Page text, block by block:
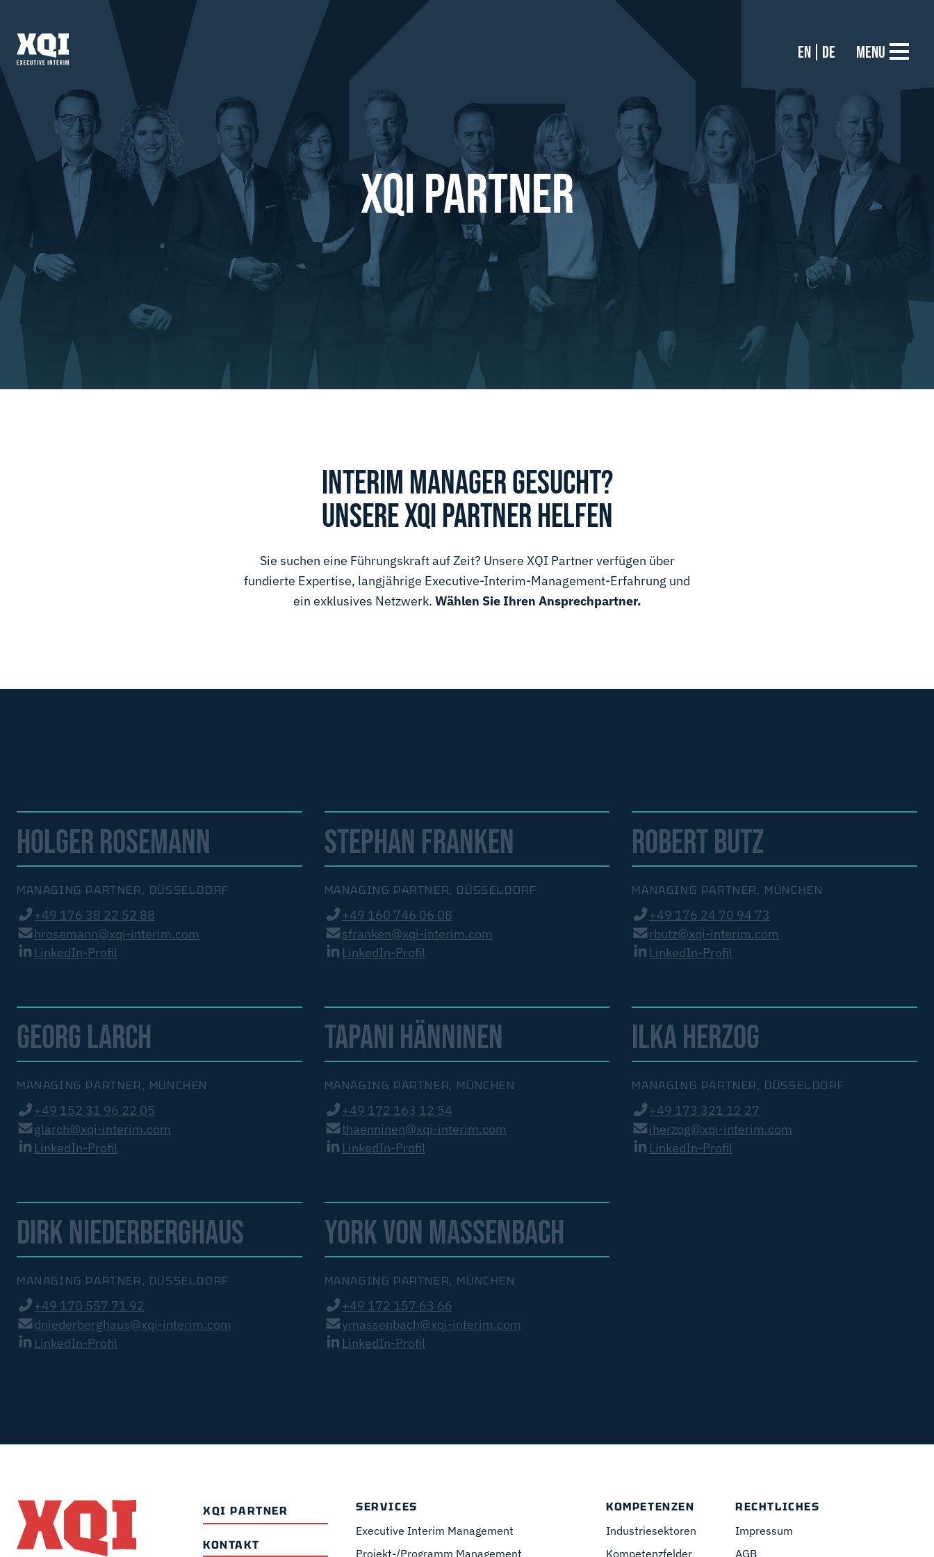
EN DE Menu
XQI PARTNER
INTERIM MANAGER GESUCHT?
UNSERE XQI PARTNER HELFEN
Sie suchen eine Führungskraft auf Zeit? Unsere XQI Partner verfügen über
fundierte Expertise, langjährige Executive-Interim-Management-Erfahrung und
ein exklusives Netzwerk. Wählen Sie Ihren Ansprechpartner.
HOLGER ROSEMANN
MANAGING PARTNER, DÜSSELDORF
+49 176 38 22 52 88
hrosemann@xqi-interim.com
LinkedIn-Profil
STEPHAN FRANKEN
MANAGING PARTNER, DÜSSELDORF
+49 160 746 06 08
sfranken@xqi-interim.com
LinkedIn-Profil
ROBERT BUTZ
MANAGING PARTNER, MÜNCHEN
+49 176 24 70 94 73
rbutz@xqi-interim.com
LinkedIn-Profil
GEORG LARCH
MANAGING PARTNER, MÜNCHEN
+49 152 31 96 22 05
glarch@xqi-interim.com
LinkedIn-Profil
TAPANI HÄNNINEN
MANAGING PARTNER, MÜNCHEN
+49 172 163 12 54
thaenninen@xqi-interim.com
LinkedIn-Profil
ILKA HERZOG
MANAGING PARTNER, DÜSSELDORF
+49 173 321 12 27
iherzog@xqi-interim.com
LinkedIn-Profil
DIRK NIEDERBERGHAUS
MANAGING PARTNER, DÜSSELDORF
+49 170 557 71 92
dniederberghaus@xqi-interim.com
LinkedIn-Profil
YORK VON MASSENBACH
MANAGING PARTNER, MÜNCHEN
+49 172 157 63 66
ymassenbach@xqi-interim.com
LinkedIn-Profil
XQI PARTNER
KONTAKT
SERVICES
Executive Interim Management
Projekt-/Programm Management
KOMPETENZEN
Industriesektoren
Kompetenzfelder
RECHTLICHES
Impressum
AGB